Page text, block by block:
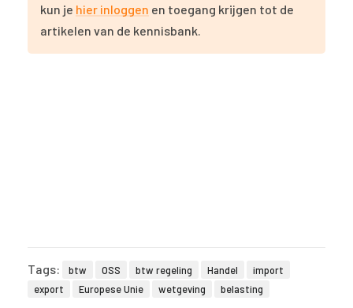
kun je hier inloggen en toegang krijgen tot de
artikelen van de kennisbank.
Tags: btw OSS btw regeling Handel
import
export
Europese Unie wetgeving belasting